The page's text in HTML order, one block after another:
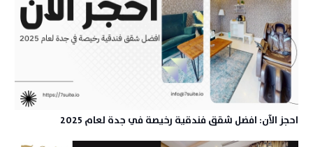
احجز الآن: افضل شقق فندقية رخيصة في جدة لعام 2025